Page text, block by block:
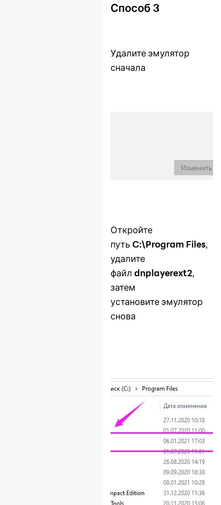
Способ 3
Удалите эмулятор
сначала
Откройте
путь C:\Program Files,
удалите
файл dnplayerext2,
затем
установите эмулятор
снова